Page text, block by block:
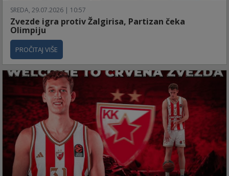
SREDA, 29.07.2026 | 10:57
Zvezde igra protiv Žalgirisa, Partizan čeka
Olimpiju
PROČITAJ VIŠE